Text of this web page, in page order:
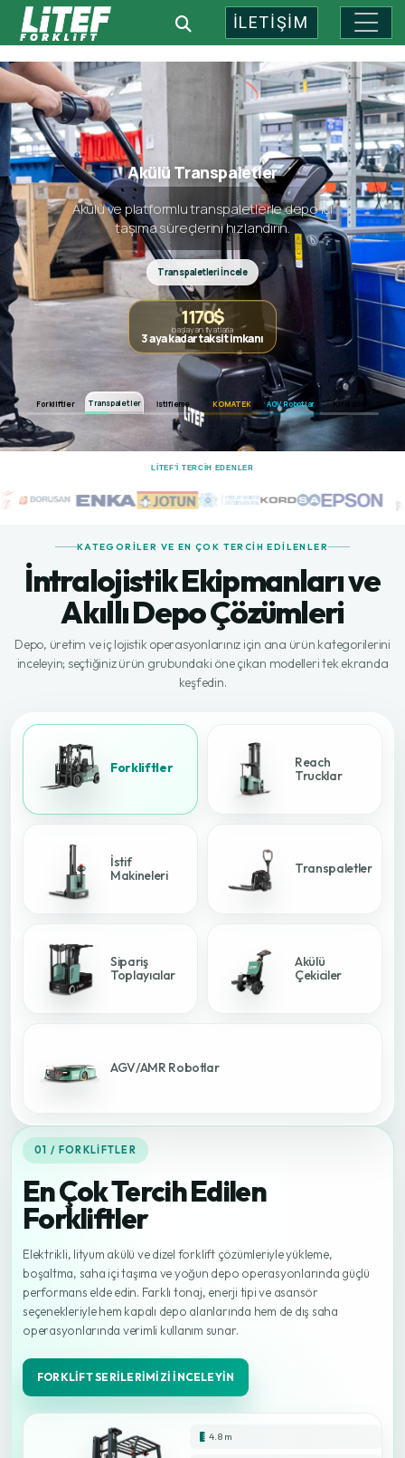
İLETİŞİM
Endüstriyel Depo
Forkliftler Transpaletler İstifleme KOMATEK AGV Robotlar Kiralama
Akülü Transpaletler
Akülü ve platformlu transpaletlerle depo içi
taşıma süreçlerini hızlandırın.
Transpaletleri İncele
1170$
başlayan fiyatlarla
3 aya kadar taksit imkanı
ForkliftlerTranspaletler
LİTEF'I TERCIH EDENLER
KATEGORILER VE EN ÇOK TERCIH EDILENLER
İntralojistik Ekipmanları ve
Akıllı Depo Çözümleri
Depo, üretim ve iç lojistik operasyonlarınız için ana ürün kategorilerini
inceleyin; seçtiğiniz ürün grubundaki öne çıkan modelleri tek ekranda
keşfedin.
01 / FORKLIFTLER
En Çok Tercih Edilen
Forkliftler
Elektrikli, lityum akülü ve dizel forklift çözümleriyle yükleme,
boşaltma, saha içi taşıma ve yoğun depo operasyonlarında güçlü
performans elde edin. Farklı tonaj, enerji tipi ve asansör
seçenekleriyle hem kapalı depo alanlarında hem de dış saha
operasyonlarında verimli kullanım sunar.
FORKLIFT SERILERIMIZI İNCELEYIN
4.8 m
Forkliftler
Reach
Trucklar
İstif
Makineleri
Transpaletler
Sipariş
Toplayıcılar
Akülü
Çekiciler
AGV/AMR Robotlar